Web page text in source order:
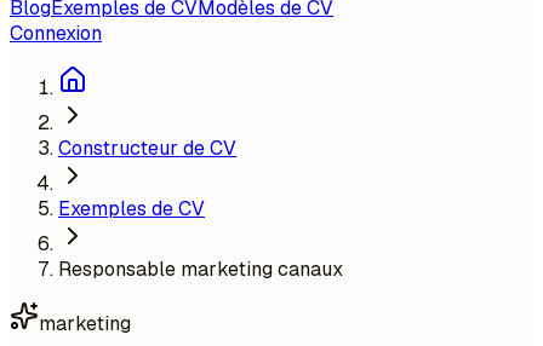
BlogExemples de CVModèles de CV
Connexion
Constructeur de CV
Exemples de CV
Responsable marketing canaux
marketing